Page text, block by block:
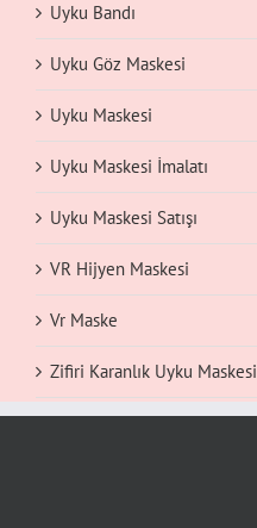
Uyku Bandı
Uyku Göz Maskesi
Uyku Maskesi
Uyku Maskesi İmalatı
Uyku Maskesi Satışı
VR Hijyen Maskesi
Vr Maske
Zifiri Karanlık Uyku Maskesi